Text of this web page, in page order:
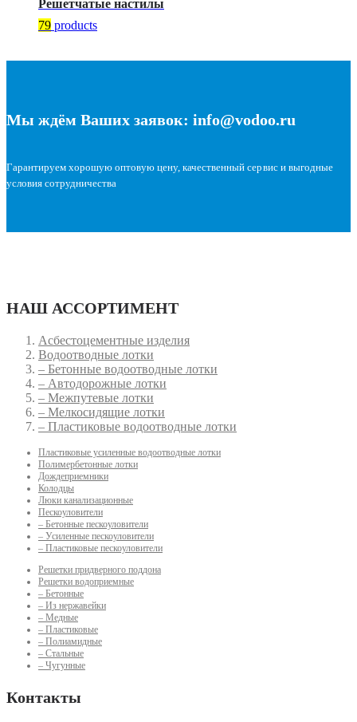
Решетчатые настилы
79 products
Мы ждём Ваших заявок: info@vodoo.ru
Гарантируем хорошую оптовую цену, качественный сервис и выгодные
условия сотрудничества
НАШ АССОРТИМЕНТ
Асбестоцементные изделия
Водоотводные лотки
– Бетонные водоотводные лотки
– Автодорожные лотки
– Межпутевые лотки
– Мелкосидящие лотки
– Пластиковые водоотводные лотки
Пластиковые усиленные водоотводные лотки
Полимербетонные лотки
Дождеприемники
Колодцы
Люки канализационные
Пескоуловители
– Бетонные пескоуловители
– Усиленные пескоуловители
– Пластиковые пескоуловители
Решетки придверного поддона
Решетки водоприемные
– Бетонные
– Из нержавейки
– Медные
– Пластиковые
– Полиамидные
– Стальные
– Чугунные
Контакты